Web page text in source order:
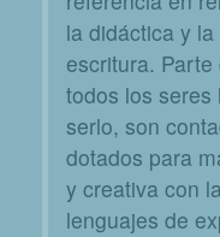
la didáctica y
escritura.
todos los seres
serlo, son
dotados para
y creativa con
lenguajes de